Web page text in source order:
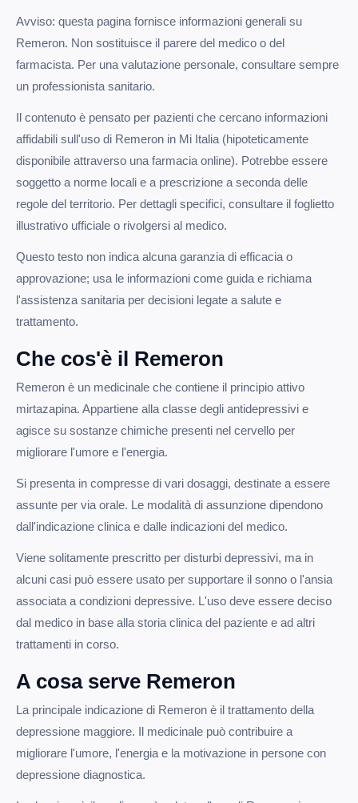
Avviso: questa pagina fornisce informazioni generali su
Remeron. Non sostituisce il parere del medico o del
farmacista. Per una valutazione personale, consultare sempre
un professionista sanitario.
Il contenuto è pensato per pazienti che cercano informazioni
affidabili sull'uso di Remeron in Mi Italia (hipoteticamente
disponibile attraverso una farmacia online). Potrebbe essere
soggetto a norme locali e a prescrizione a seconda delle
regole del territorio. Per dettagli specifici, consultare il foglietto
illustrativo ufficiale o rivolgersi al medico.
Questo testo non indica alcuna garanzia di efficacia o
approvazione; usa le informazioni come guida e richiama
l'assistenza sanitaria per decisioni legate a salute e
trattamento.
Che cos'è il Remeron
Remeron è un medicinale che contiene il principio attivo
mirtazapina. Appartiene alla classe degli antidepressivi e
agisce su sostanze chimiche presenti nel cervello per
migliorare l'umore e l'energia.
Si presenta in compresse di vari dosaggi, destinate a essere
assunte per via orale. Le modalità di assunzione dipendono
dall'indicazione clinica e dalle indicazioni del medico.
Viene solitamente prescritto per disturbi depressivi, ma in
alcuni casi può essere usato per supportare il sonno o l'ansia
associata a condizioni depressive. L'uso deve essere deciso
dal medico in base alla storia clinica del paziente e ad altri
trattamenti in corso.
A cosa serve Remeron
La principale indicazione di Remeron è il trattamento della
depressione maggiore. Il medicinale può contribuire a
migliorare l'umore, l'energia e la motivazione in persone con
depressione diagnostica.